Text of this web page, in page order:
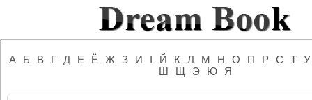
А Б В Г Д Е Ё Ж З И І Й К Л М Н О П Р С Т
У
Ш
Щ Э Ю Я